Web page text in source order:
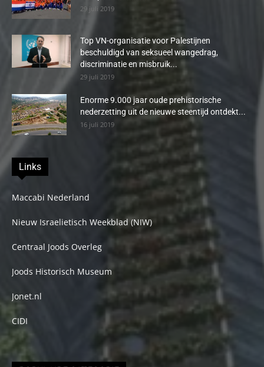
29 juli 2019
Top VN-organisatie voor Palestijnen
beschuldigd van seksueel wangedrag,
discriminatie en misbruik...
29 juli 2019
Enorme 9.000 jaar oude prehistorische
nederzetting uit de nieuwe steentijd ontdekt...
16 juli 2019
Links
Maccabi Nederland
Nieuw Israelietisch Weekblad (NIW)
Centraal Joods Overleg
Joods Historisch Museum
Jonet.nl
CIDI